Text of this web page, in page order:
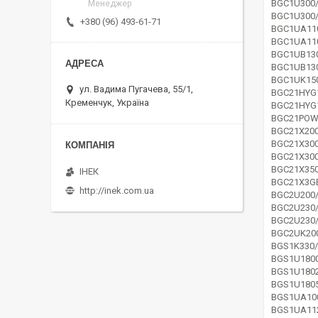
Менеджер
+380 (96) 493-61-71
ул. Вадима Пугачева, 55/1,
Кременчук, Україна
ІНЕК
http://inek.com.ua